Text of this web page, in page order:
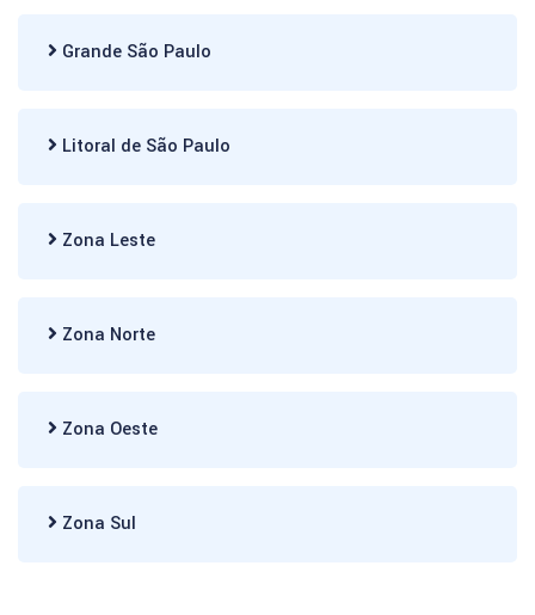
Grande São Paulo
Litoral de São Paulo
Zona Leste
Zona Norte
Zona Oeste
Zona Sul